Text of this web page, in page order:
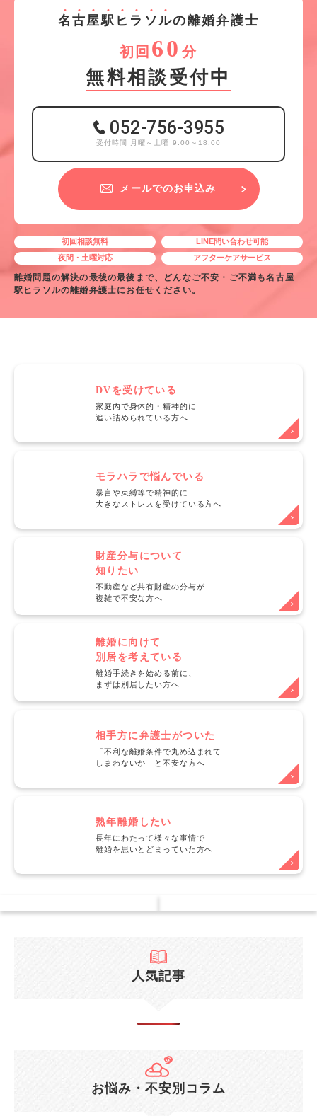
名 古 屋駅 ヒ ラ ソ ルの離婚弁護士
初回 60 分
無料相談受付中
052-756-3955
受付時間 月曜～土曜 9:00～18:00
メールでのお申込み
初回相談無料
LINE問い合わせ可能
夜間・土曜対応
アフターケアサービス
離婚問題の解決の最後の最後まで、どんなご不安・ご不満も名古屋
駅ヒラソルの離婚弁護士にお任せください。
DVを受けている
家庭内で身体的・精神的に
追い詰められている方へ
モラハラで悩んでいる
暴言や束縛等で精神的に
大きなストレスを受けている方へ
財産分与について
知りたい
不動産など共有財産の分与が
複雑で不安な方へ
離婚に向けて
別居を考えている
離婚手続きを始める前に、
まずは別居したい方へ
相手方に弁護士がついた
「不利な離婚条件で丸め込まれて
しまわないか」と不安な方へ
熟年離婚したい
長年にわたって様々な事情で
離婚を思いとどまっていた方へ
人気記事
お悩み・不安別コラム